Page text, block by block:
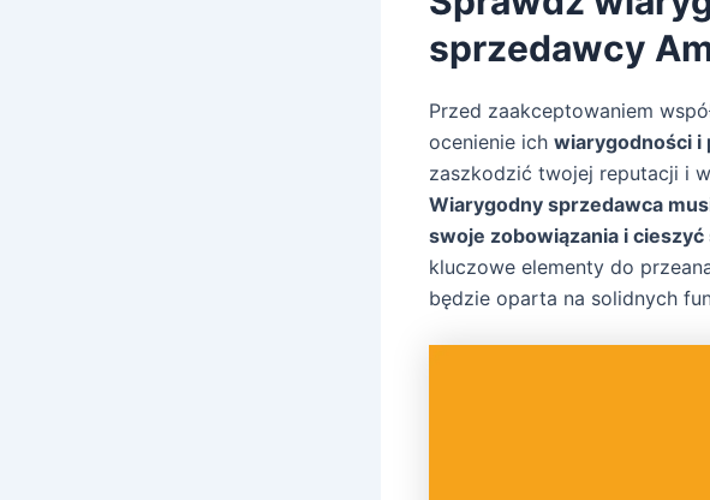
sprzedawcy
Przed zaakceptowaniem
ocenienie ich wiarygodności i
zaszkodzić twojej reputacji i
Wiarygodny sprzedawca
swoje zobowiązania i
kluczowe elementy do
będzie oparta na solidnych